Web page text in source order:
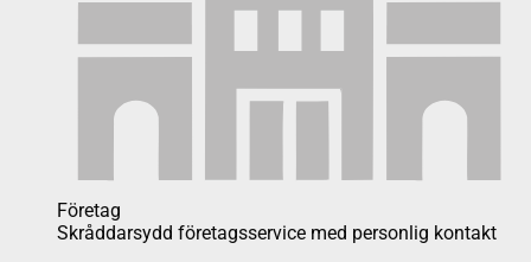
Företag
Skråddarsydd företagsservice med personlig kontakt